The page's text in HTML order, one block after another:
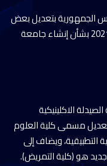
الجمهورية بتعديل بعض
أحكام قرار رئيس الجمهورية رقم 437 لسنة 2021 بشأن إنشاء جامعة
الاكلينيكية
تعديل مسمى كلية العلوم
التطبيقية، ويضاف إلى
هو (كلية التمريض).